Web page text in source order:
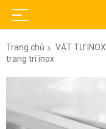
Trang chủ VẬT TƯ INOX
trang trí inox
đầu
của